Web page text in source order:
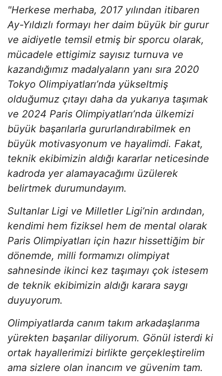
"Herkese merhaba, 2017 yılından itibaren
Ay-Yıldızlı formayı her daim büyük bir gurur
ve aidiyetle temsil etmiş bir sporcu olarak,
mücadele ettigimiz sayısız turnuva ve
kazandığımız madalyaların yanı sıra 2020
Tokyo Olimpiyatları’nda yükseltmiş
olduğumuz çıtayı daha da yukarıya taşımak
ve 2024 Paris Olimpiyatları’nda ülkemizi
büyük başarılarla gururlandırabilmek en
büyük motivasyonum ve hayalimdi. Fakat,
teknik ekibimizin aldığı kararlar neticesinde
kadroda yer alamayacağımı üzülerek
belirtmek durumundayım.
Sultanlar Ligi ve Milletler Ligi’nin ardından,
kendimi hem fiziksel hem de mental olarak
Paris Olimpiyatları için hazır hissettiğim bir
dönemde, milli formamızı olimpiyat
sahnesinde ikinci kez taşımayı çok istesem
de teknik ekibimizin aldığı karara saygı
duyuyorum.
Olimpiyatlarda canım takım arkadaşlarıma
yürekten başarılar diliyorum. Gönül isterdi ki
ortak hayallerimizi birlikte gerçekleştirelim
ama sizlere olan inancım ve güvenim tam.